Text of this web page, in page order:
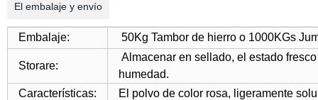
El embalaje y envío
Embalaje: 50Kg Tambor de hierro o 1000KGs
Storare:
Almacenar en sellado, el estado
humedad.
Características:
El polvo de color rosa, ligeramente